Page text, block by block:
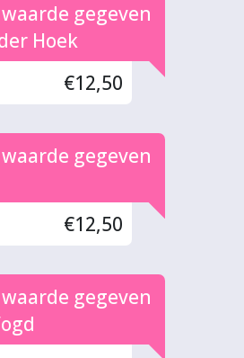
gegeven
Hoek
€12,50
gegeven
€12,50
gegeven